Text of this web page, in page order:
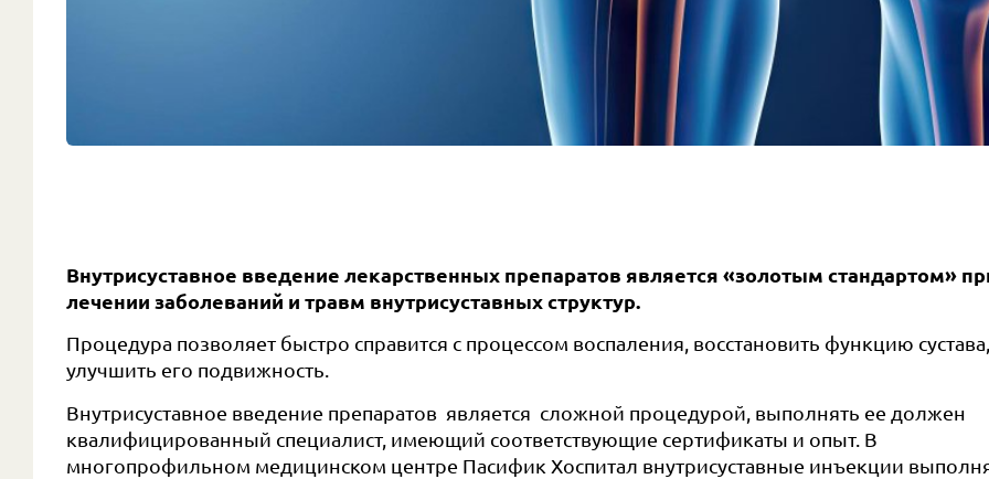
Внутрисуставное введение лекарственных препаратов является «золотым стандартом»
лечении заболеваний и травм внутрисуставных структур.
Процедура позволяет быстро справится с процессом воспаления, восстановить функцию сустава,
улучшить его подвижность.
Внутрисуставное введение препаратов является сложной процедурой, выполнять ее должен
квалифицированный специалист, имеющий соответствующие сертификаты и опыт. В
многопрофильном медицинском центре Пасифик Хоспитал внутрисуставные инъекции